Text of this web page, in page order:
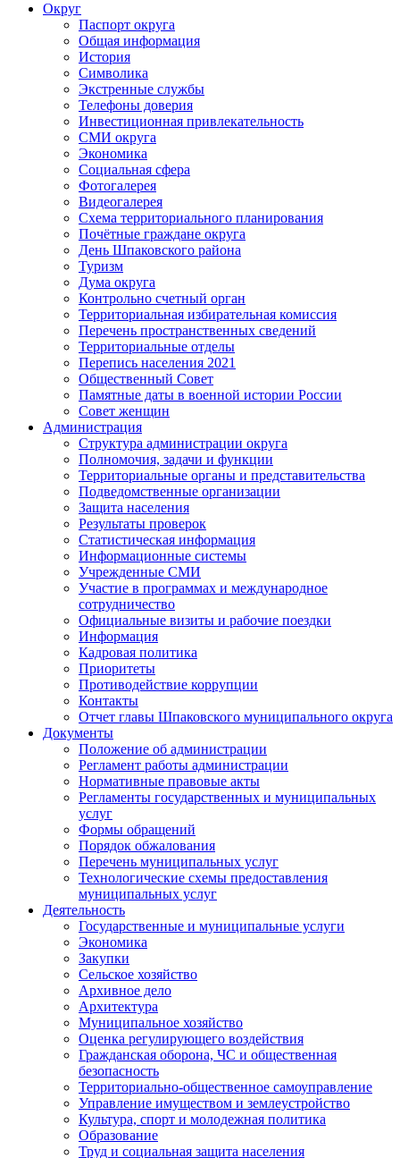
Округ
Паспорт округа
Общая информация
История
Символика
Экстренные службы
Телефоны доверия
Инвестиционная привлекательность
СМИ округа
Экономика
Социальная сфера
Фотогалерея
Видеогалерея
Схема территориального планирования
Почётные граждане округа
День Шпаковского района
Туризм
Дума округа
Контрольно счетный орган
Территориальная избирательная комиссия
Перечень пространственных сведений
Территориальные отделы
Перепись населения 2021
Общественный Совет
Памятные даты в военной истории России
Совет женщин
Администрация
Структура администрации округа
Полномочия, задачи и функции
Территориальные органы и представительства
Подведомственные организации
Защита населения
Результаты проверок
Статистическая информация
Информационные системы
Учрежденные СМИ
Участие в программах и международное
сотрудничество
Официальные визиты и рабочие поездки
Информация
Кадровая политика
Приоритеты
Противодействие коррупции
Контакты
Отчет главы Шпаковского муниципального округа
Документы
Положение об администрации
Регламент работы администрации
Нормативные правовые акты
Регламенты государственных и муниципальных
услуг
Формы обращений
Порядок обжалования
Перечень муниципальных услуг
Технологические схемы предоставления
муниципальных услуг
Деятельность
Государственные и муниципальные услуги
Экономика
Закупки
Сельское хозяйство
Архивное дело
Архитектура
Муниципальное хозяйство
Оценка регулирующего воздействия
Гражданская оборона, ЧС и общественная
безопасность
Территориально-общественное самоуправление
Управление имуществом и землеустройство
Культура, спорт и молодежная политика
Образование
Труд и социальная защита населения